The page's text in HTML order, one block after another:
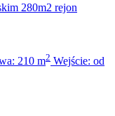
280m2 rejon
210 m2 Wejście: od